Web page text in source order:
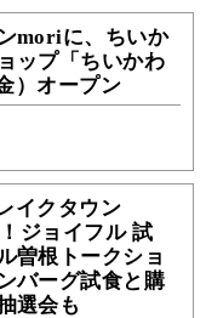
moriに、ちいか
ップ「ちいかわ
）オープン
イクタウン
ジョイフル 試
曽根トークショ
バーグ試食と購
選会も